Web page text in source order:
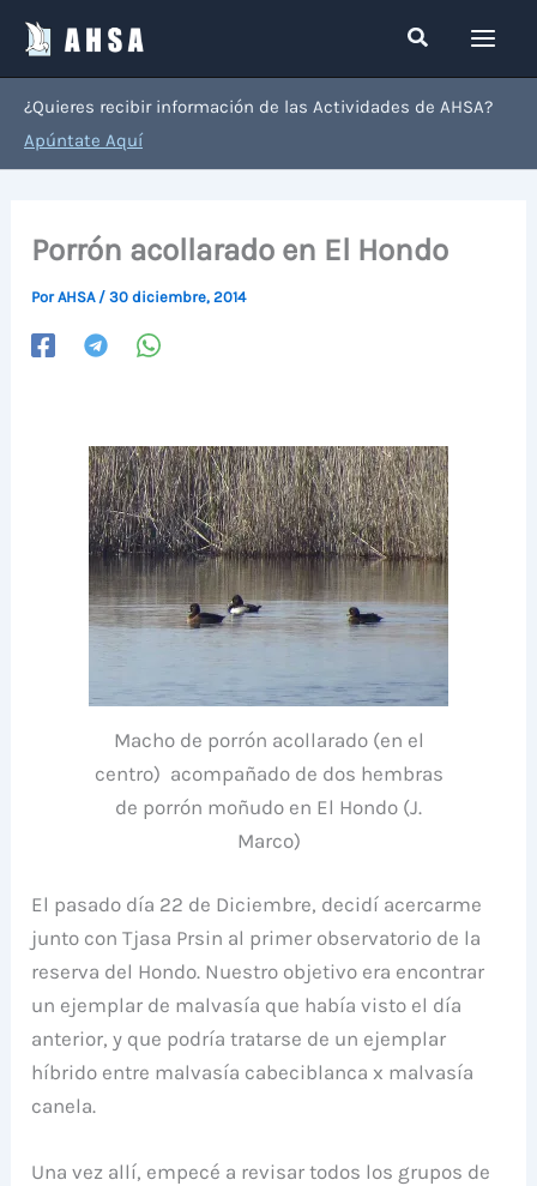
contenido
Buscar
¿Quieres recibir información de las Actividades de AHSA?
Apúntate Aquí
Porrón acollarado en El Hondo
PorAHSA /30 diciembre, 2014
Macho de porrón acollarado (en el
centro) acompañado de dos hembras
de porrón moñudo en El Hondo (J.
Marco)
El pasado día 22 de Diciembre, decidí acercarme
junto con Tjasa Prsin al primer observatorio de la
reserva del Hondo. Nuestro objetivo era encontrar
un ejemplar de malvasía que había visto el día
anterior, y que podría tratarse de un ejemplar
híbrido entre malvasía cabeciblanca x malvasía
canela.
Una vez allí, empecé a revisar todos los grupos de